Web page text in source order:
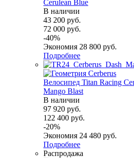
Cerulean Blue
В наличии
43 200 руб.
72 000 руб.
-40%
Экономия 28 800 руб.
Подробнее
Велосипед Titan Racing
Mango Blast
В наличии
97 920 руб.
122 400 руб.
-20%
Экономия 24 480 руб.
Подробнее
Распродажа